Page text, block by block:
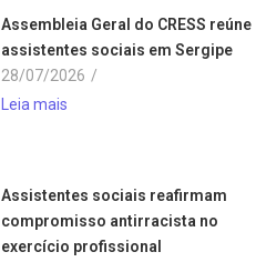
Assembleia Geral do CRESS reúne
assistentes sociais em Sergipe
28/07/2026 /
Leia mais
Assistentes sociais reafirmam
compromisso antirracista no
exercício profissional